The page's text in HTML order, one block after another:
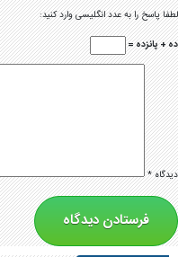
لطفا پاسخ را به عدد انگلیسی وارد کنید:
ده + پانزده =
دیدگاه*